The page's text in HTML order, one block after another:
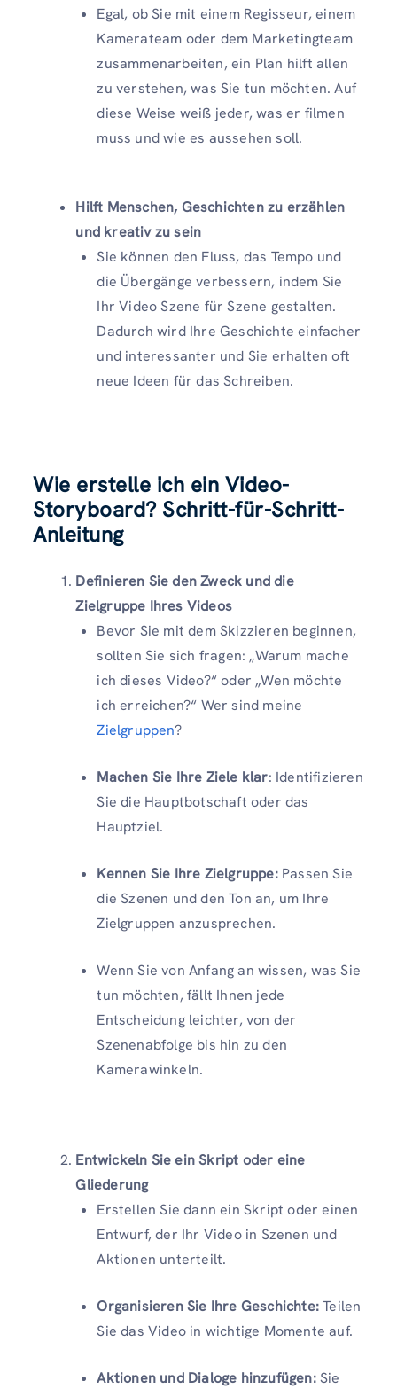
Egal, ob Sie mit einem Regisseur, einem
Kamerateam oder dem Marketingteam
zusammenarbeiten, ein Plan hilft allen
zu verstehen, was Sie tun möchten. Auf
diese Weise weiß jeder, was er filmen
muss und wie es aussehen soll.
Hilft Menschen, Geschichten zu erzählen
und kreativ zu sein
Sie können den Fluss, das Tempo und
die Übergänge verbessern, indem Sie
Ihr Video Szene für Szene gestalten.
Dadurch wird Ihre Geschichte einfacher
und interessanter und Sie erhalten oft
neue Ideen für das Schreiben.
Wie erstelle ich ein Video-
Storyboard? Schritt-für-Schritt-
Anleitung
Definieren Sie den Zweck und die
Zielgruppe Ihres Videos
Bevor Sie mit dem Skizzieren beginnen,
sollten Sie sich fragen: „Warum mache
ich dieses Video?“ oder „Wen möchte
ich erreichen?“ Wer sind meine
Zielgruppen?
Machen Sie Ihre Ziele klar: Identifizieren
Sie die Hauptbotschaft oder das
Hauptziel.
Kennen Sie Ihre Zielgruppe:Passen Sie
die Szenen und den Ton an, um Ihre
Zielgruppen anzusprechen.
Wenn Sie von Anfang an wissen, was Sie
tun möchten, fällt Ihnen jede
Entscheidung leichter, von der
Szenenabfolge bis hin zu den
Kamerawinkeln.
Entwickeln Sie ein Skript oder eine
Gliederung
Erstellen Sie dann ein Skript oder einen
Entwurf, der Ihr Video in Szenen und
Aktionen unterteilt.
Organisieren Sie Ihre Geschichte:Teilen
Sie das Video in wichtige Momente auf.
Aktionen und Dialoge hinzufügen:Sie